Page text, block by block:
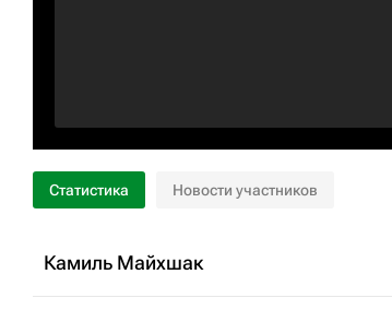
Статистика Новости участников
Камиль Майхшак